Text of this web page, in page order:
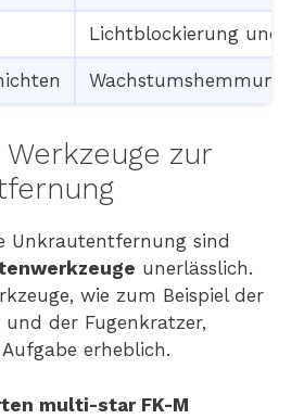
Lichtblockierung und
Wachstumshemmung
zur
Unkrautentfernung sind
unerlässlich.
wie zum Beispiel der
und der Fugenkratzer,
erheblich.
multi-star FK-M